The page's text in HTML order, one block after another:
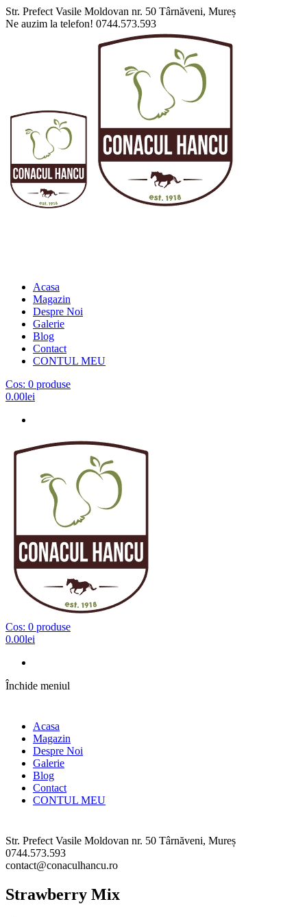
Str. Prefect Vasile Moldovan nr. 50 Târnăveni, Mureș
Ne auzim la telefon! 0744.573.593
Acasa
Magazin
Despre Noi
Galerie
Blog
Contact
CONTUL MEU
Cos: 0 produse
0.00lei
Cos: 0 produse
0.00lei
Închide meniul
Acasa
Magazin
Despre Noi
Galerie
Blog
Contact
CONTUL MEU
Str. Prefect Vasile Moldovan nr. 50 Târnăveni, Mureș
0744.573.593
contact@conaculhancu.ro
Strawberry Mix